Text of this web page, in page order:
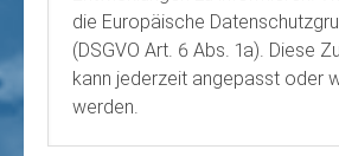
die Europäische
(DSGVO Art. 6 Abs. 1a). Diese
kann jederzeit angepasst oder
werden.